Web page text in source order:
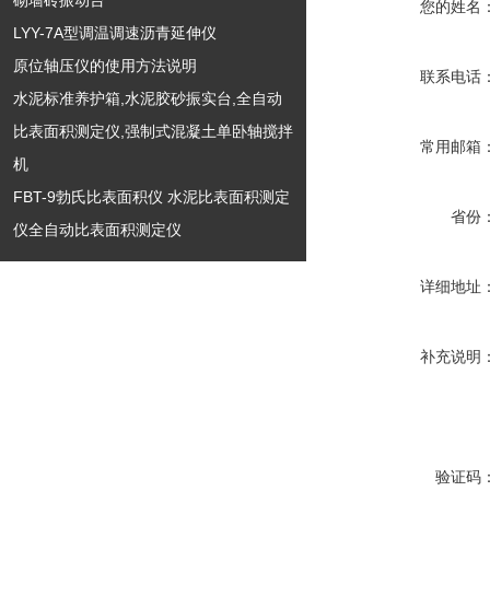
您的姓名
联系电话
常用邮箱
省份
详细地址
补充说明
验证码
LYY-7A型调温调速沥青延伸仪
原位轴压仪的使用方法说明
水泥标准养护箱,水泥胶砂振实台,全自动
比表面积测定仪,强制式混凝土单卧轴搅拌
机
FBT-9勃氏比表面积仪 水泥比表面积测定
仪全自动比表面积测定仪